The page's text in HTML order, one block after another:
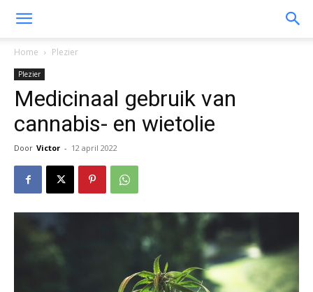
Home Plezier
Plezier
Medicinaal gebruik van
cannabis- en wietolie
Door Victor - 12 april 2022